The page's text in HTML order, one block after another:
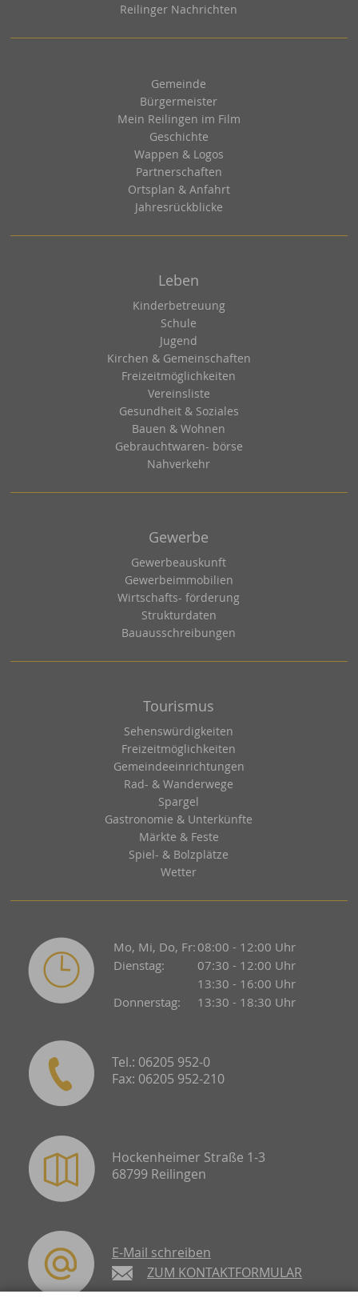
Reilinger Nachrichten
Gemeinde
Bürgermeister
Mein Reilingen im Film
Geschichte
Wappen & Logos
Partnerschaften
Ortsplan & Anfahrt
Jahresrückblicke
Leben
Kinderbetreuung
Schule
Jugend
Kirchen & Gemeinschaften
Freizeitmöglichkeiten
Vereinsliste
Gesundheit & Soziales
Bauen & Wohnen
Gebrauchtwaren- börse
Nahverkehr
Gewerbe
Gewerbeauskunft
Gewerbeimmobilien
Wirtschafts- förderung
Strukturdaten
Bauausschreibungen
Tourismus
Sehenswürdigkeiten
Freizeitmöglichkeiten
Gemeindeeinrichtungen
Rad- & Wanderwege
Spargel
Gastronomie & Unterkünfte
Märkte & Feste
Spiel- & Bolzplätze
Wetter
Mo, Mi, Do, Fr: 08:00 - 12:00 Uhr
Dienstag:
07:30 - 12:00 Uhr
13:30 - 16:00 Uhr
Donnerstag:
13:30 - 18:30 Uhr
Tel.: 06205 952-0
Fax: 06205 952-210
Hockenheimer Straße 1-3
68799 Reilingen
E-Mail schreiben
ZUM KONTAKTFORMULAR